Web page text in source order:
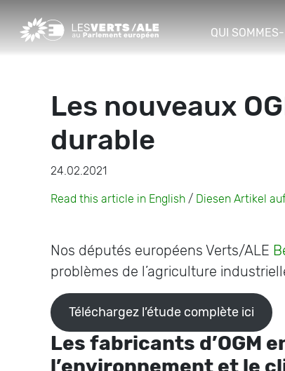
QUI
Les nouveaux
durable
24.02.2021
Read this article in English / Diesen Artikel
Nos députés européens Verts/ALE
problèmes de l’agriculture
Téléchargez l’étude complète ici
Les fabricants d’OGM